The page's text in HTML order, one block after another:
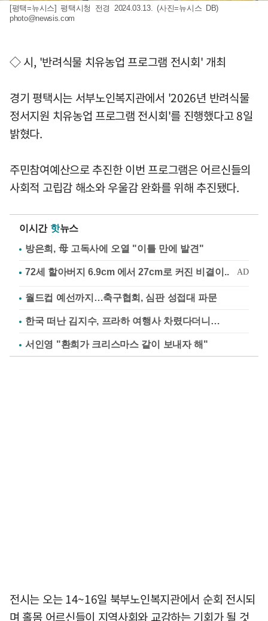
[평택=뉴시스] 평택시청 전경 2024.03.13. (사진=뉴시스 DB)
photo@newsis.com
◇ 시, '반려식물 치유농업 프로그램 전시회' 개최
경기 평택시는 서부노인복지관에서 '2026년 반려식물
정서지원 치유농업 프로그램 전시회'를 진행했다고 8일
밝혔다.
주민참여예산으로 추진한 이번 프로그램은 어르신들의
사회적 고립감 해소와 우울감 완화를 위해 추진됐다.
이시간 핫뉴스
방은희, 母 고독사에 오열 "이틀 만에 발견"
월드컵 예선까지…축구협회, 심판 성접대 파문
한국 떠난 김지수, 프라하 여행사 차렸다더니…
서인영 "환희가 크리스마스 같이 보내자 해"
전시는 오는 14~16일 북부노인복지관에서 순회 전시되
며 홀몸 어르신들이 지역사회와 교감하는 기회가 될 것